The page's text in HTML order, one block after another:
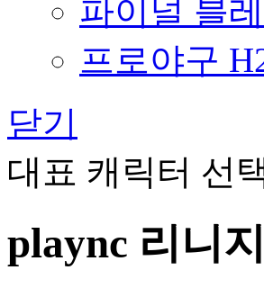
파이널 블
프로야구
닫기
대표 캐릭터 선
plaync 리니지